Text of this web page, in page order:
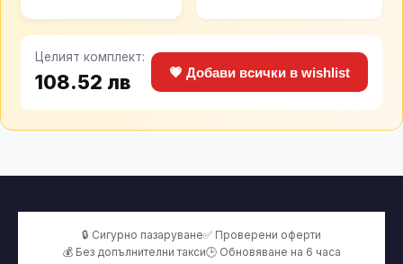
Create Definition,
177мл
Travel Trio
Целият комплект:
108.52 лв 💗 Добави всички в wishlist
🔒 Сигурно пазаруване✅ Проверени оферти
💰 Без допълнителни такси🕒 Обновяване на 6 часа